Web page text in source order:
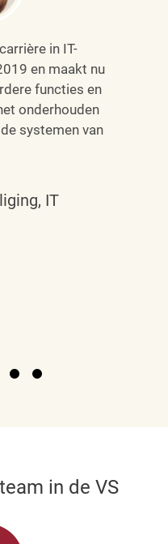
in IT-
en maakt nu
functies en
onderhouden
systemen van
IT
in de VS